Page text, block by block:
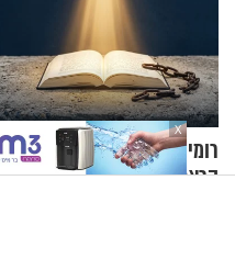
רומי גונן: "בשבי, בשישי בערב,
קראתי את שיר השירים"
X